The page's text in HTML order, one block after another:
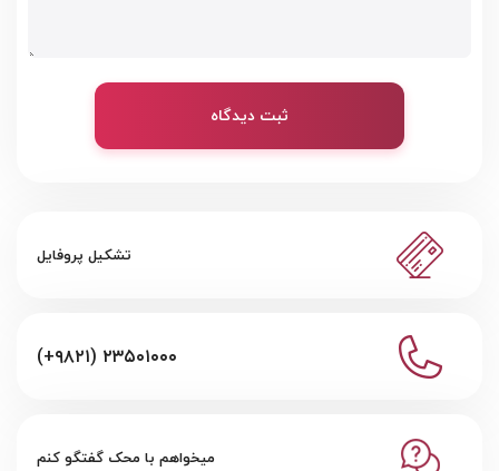
ثبت دیدگاه
تشکیل پروفایل
(+۹۸۲۱) ۲۳۵۰۱۰۰۰
میخواهم با محک گفتگو کنم